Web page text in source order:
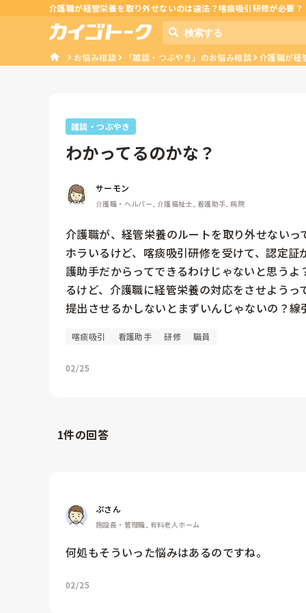
介護職が経管栄養を取り外せないのは違法？喀痰吸引研修が必要？
お悩み相談 「雑談・つぶやき」のお悩み相談 介護職が経
雑談・つぶやき
わかってるのかな？
サーモン
介護職・ヘルパー, 介護福祉士, 看護助手, 病院
介護職が、経管栄養のルートを取り外せない
ホラいるけど、喀痰吸引研修を受けて、認定
護助手だからってできるわけじゃないと思う
るけど、介護職に経管栄養の対応をさせよう
提出させるかしないとまずいんじゃないの？
喀痰吸引 看護助手 研修 職員
02/25
1件の回答
ぷさん
施設長・管理職, 有料老人ホーム
何処もそういった悩みはあるのですね。
02/25